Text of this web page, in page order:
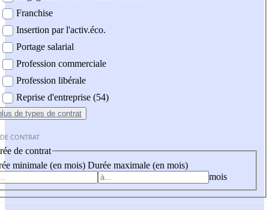
Franchise
Insertion par l'activ.éco.
Portage salarial
Profession commerciale
Profession libérale
Reprise d'entreprise (54)
de types de contrat
CONTRAT
de contrat
minimale (en mois) Durée maximale (en mois)
mois